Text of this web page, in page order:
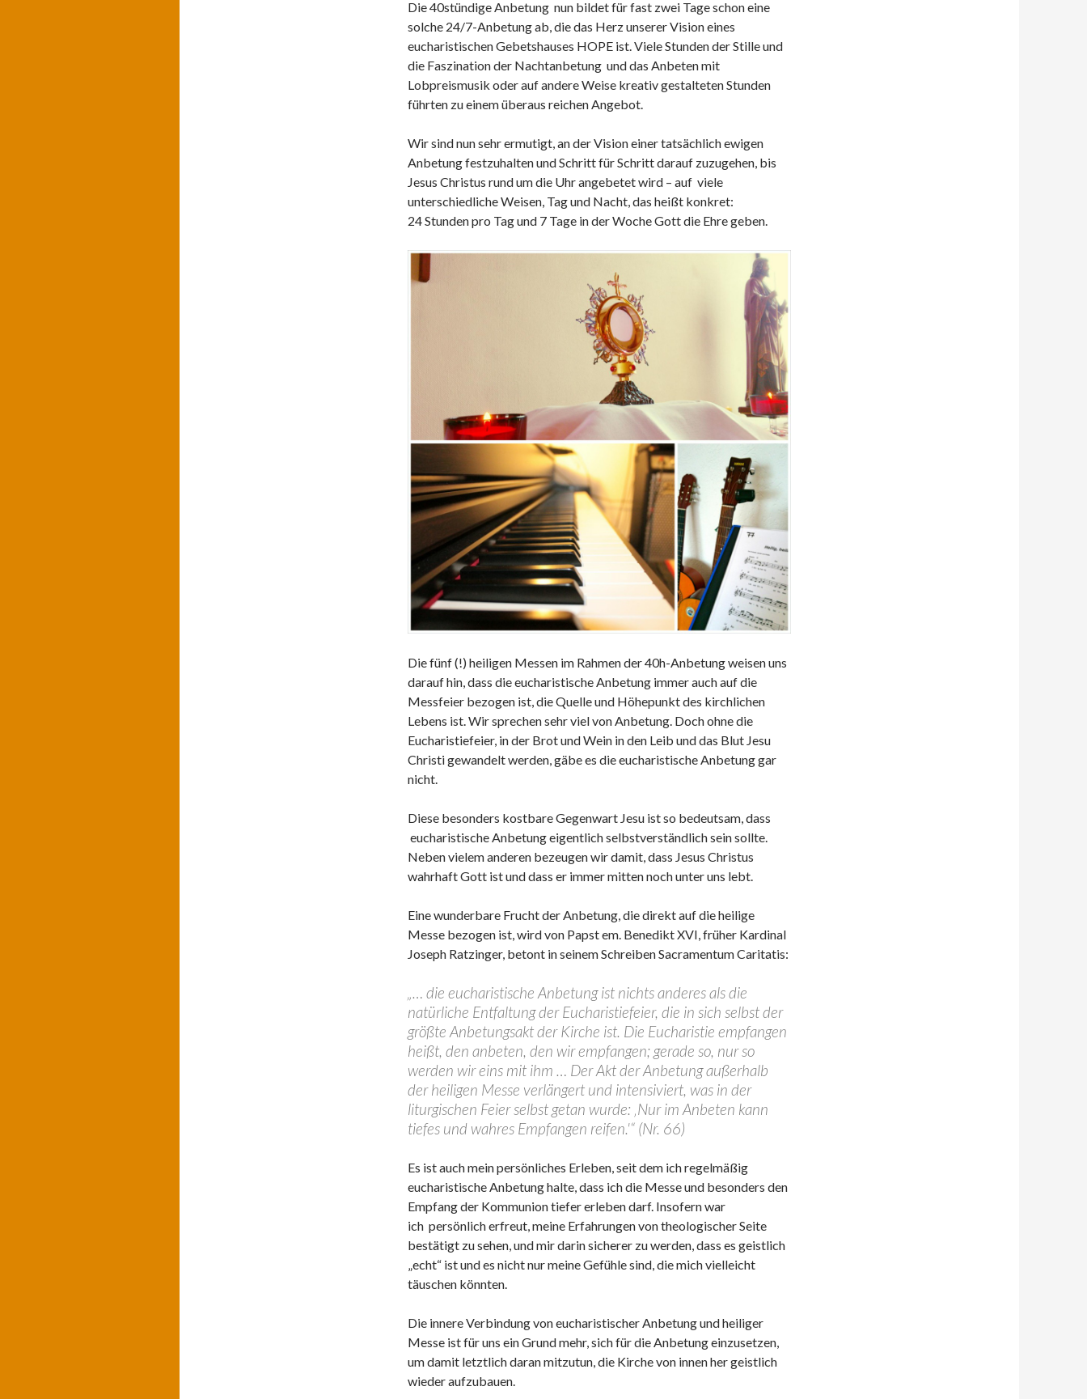
Die 40stündige Anbetung nun bildet für fast zwei Tage schon eine
solche 24/7-Anbetung ab, die das Herz unserer Vision eines
eucharistischen Gebetshauses HOPE ist. Viele Stunden der Stille und
die Faszination der Nachtanbetung und das Anbeten mit
Lobpreismusik oder auf andere Weise kreativ gestalteten Stunden
führten zu einem überaus reichen Angebot.
Wir sind nun sehr ermutigt, an der Vision einer tatsächlich ewigen
Anbetung festzuhalten und Schritt für Schritt darauf zuzugehen, bis
Jesus Christus rund um die Uhr angebetet wird – auf viele
unterschiedliche Weisen, Tag und Nacht, das heißt konkret:
24 Stunden pro Tag und 7 Tage in der Woche Gott die Ehre geben.
Die fünf (!) heiligen Messen im Rahmen der 40h-Anbetung weisen uns
darauf hin, dass die eucharistische Anbetung immer auch auf die
Messfeier bezogen ist, die Quelle und Höhepunkt des kirchlichen
Lebens ist. Wir sprechen sehr viel von Anbetung. Doch ohne die
Eucharistiefeier, in der Brot und Wein in den Leib und das Blut Jesu
Christi gewandelt werden, gäbe es die eucharistische Anbetung gar
nicht.
Diese besonders kostbare Gegenwart Jesu ist so bedeutsam, dass
eucharistische Anbetung eigentlich selbstverständlich sein sollte.
Neben vielem anderen bezeugen wir damit, dass Jesus Christus
wahrhaft Gott ist und dass er immer mitten noch unter uns lebt.
Eine wunderbare Frucht der Anbetung, die direkt auf die heilige
Messe bezogen ist, wird von Papst em. Benedikt XVI, früher Kardinal
Joseph Ratzinger, betont in seinem Schreiben Sacramentum Caritatis:
„… die eucharistische Anbetung ist nichts anderes als die
natürliche Entfaltung der Eucharistiefeier, die in sich selbst der
größte Anbetungsakt der Kirche ist. Die Eucharistie empfangen
heißt, den anbeten, den wir empfangen; gerade so, nur so
werden wir eins mit ihm … Der Akt der Anbetung außerhalb
der heiligen Messe verlängert und intensiviert, was in der
liturgischen Feier selbst getan wurde: ‚Nur im Anbeten kann
tiefes und wahres Empfangen reifen.'“ (Nr. 66)
Es ist auch mein persönliches Erleben, seit dem ich regelmäßig
eucharistische Anbetung halte, dass ich die Messe und besonders den
Empfang der Kommunion tiefer erleben darf. Insofern war
ich persönlich erfreut, meine Erfahrungen von theologischer Seite
bestätigt zu sehen, und mir darin sicherer zu werden, dass es geistlich
„echt“ ist und es nicht nur meine Gefühle sind, die mich vielleicht
täuschen könnten.
Die innere Verbindung von eucharistischer Anbetung und heiliger
Messe ist für uns ein Grund mehr, sich für die Anbetung einzusetzen,
um damit letztlich daran mitzutun, die Kirche von innen her geistlich
wieder aufzubauen.